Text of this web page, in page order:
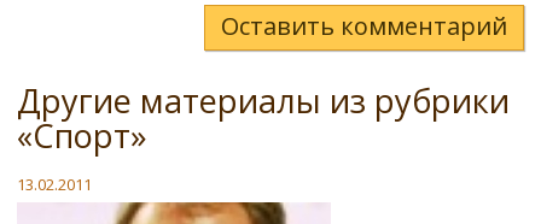
Оставить комментарий
Другие материалы из рубрики
«Спорт»
13.02.2011